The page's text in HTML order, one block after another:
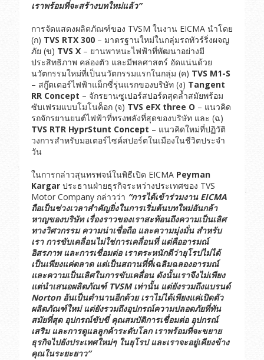
เราพร้อมที่จะสร้างบทใหม่แล้ว”
การจัดแสดงผลิตภัณฑ์ของ TVSM ในงาน EICMA นำโดย
(ก) TVS RTX 300– มาตรฐานใหม่ในกลุ่มรถทัวร์ริ่งผจญ
ภัย (ข) TVS X– ยานพาหนะไฟฟ้าที่พัฒนาอย่างมี
ประสิทธิภาพ คล่องตัว และมีพลศาสตร์ อัดแน่นด้วย
นวัตกรรมใหม่ที่เป็นนวัตกรรมแรกในกลุ่ม (ค) TVS M1-S
– สกู๊ตเตอร์ไฟฟ้าแม็กซี่รุ่นแรกของบริษัท (ง) Tangent
RR Concept – จักรยานซูเปอร์สปอร์ตสุดล้ำสมัยพร้อม
ซับเฟรมแบบโมโนค็อก (จ) TVS eFX three O – แนวคิด
รถจักรยานยนต์ไฟฟ้าที่ทรงพลังที่สุดของบริษัท และ (ฉ)
TVS RTR HyprStunt Concept – แนวคิดใหม่ที่ปฏิวัติ
วงการสำหรับมอเตอร์ไซค์สปอร์ตในเมืองในชีวิตประจำ
วัน
ในการกล่าวสุนทรพจน์ในพิธีเปิด EICMA Peyman
Kargarประธานฝ่ายธุรกิจระหว่างประเทศของ TVS
Motor Company กล่าวว่า “การได้เข้าร่วมงานEICMA
ถือเป็นช่วงเวลาสำคัญยิ่งในการเริ่มต้นบทใหม่อันกล้า
หาญของบริษัท เรื่องราวของเราสะท้อนถึงความเป็นเลิศ
ทางวิศวกรรม ความน่าเชื่อถือ และความมุ่งมั่น สำหรับ
เรา การขับเคลื่อนไม่ใช่การเคลื่อนที่ แต่คืออารมณ์
อิสรภาพ และการเชื่อมต่อ เราตระหนักดีว่ายุโรปไม่ได้
เป็นเพียงแค่ตลาด แต่เป็นสถานที่ที่เฉลิมฉลองอารมณ์
และความเป็นเลิศในการขับเคลื่อน ดังนั้นเราจึงไม่เพียง
แต่นำเสนอผลิตภัณฑ์TVSMเท่านั้น แต่ยังรวมถึงแบรนด์
Norton อันเป็นตำนานอีกด้วย เราไม่ได้เพียงแค่เปิดตัว
ผลิตภัณฑ์ใหม่ แต่ยังรวมถึงอุปกรณ์ความปลอดภัยที่ทัน
สมัยที่สุด อุปกรณ์ขับขี่ คุณสมบัติการเชื่อมต่อ อุปกรณ์
เสริม และการดูแลลูกค้าระดับโลก เราพร้อมที่จะขยาย
ธุรกิจไปยังประเทศใหม่ๆ ในยุโรป และเราจะอยู่เคียงข้าง
คุณในระยะยาว”